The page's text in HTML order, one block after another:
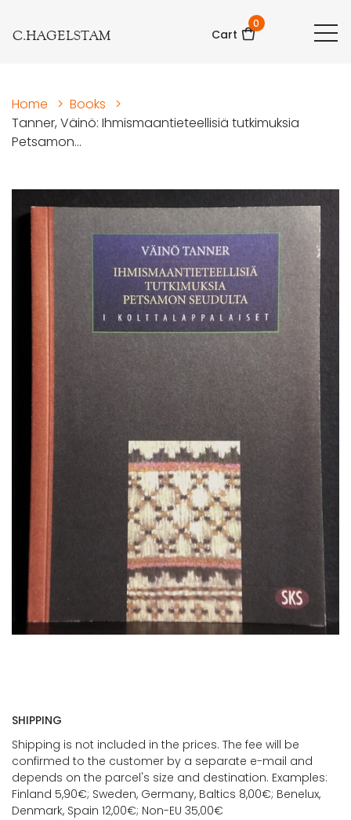
C.HAGELSTAM Cart
0
Home > Books
>
Tanner, Väinö: Ihmismaantieteellisiä tutkimuksia
Petsamon...
SHIPPING
Shipping is not included in the prices. The fee will be
confirmed to the customer by a separate e-mail and
depends on the parcel's size and destination. Examples:
Finland 5,90€; Sweden, Germany, Baltics 8,00€; Benelux,
Denmark, Spain 12,00€; Non-EU 35,00€